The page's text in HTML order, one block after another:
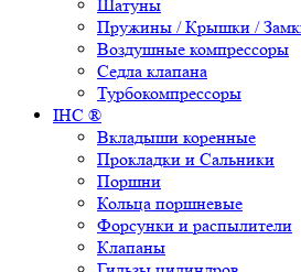
Шатуны
Пружины / Крышки /
Воздушные компрессоры
Седла клапана
Турбокомпрессоры
IHC ®
Вкладыши коренные
Прокладки и Сальники
Поршни
Кольца поршневые
Форсунки и распылители
Клапаны